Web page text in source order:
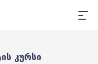
კურსი